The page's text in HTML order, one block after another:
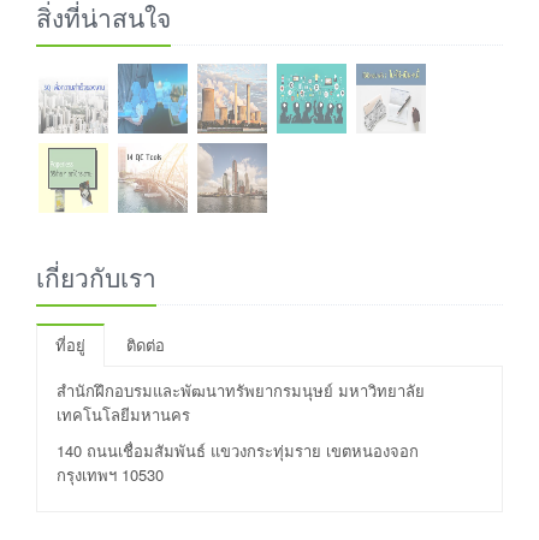
สิ่งที่น่าสนใจ
เกี่ยวกับเรา
ที่อยู่
ติดต่อ
สำนักฝึกอบรมและพัฒนาทรัพยากรมนุษย์ มหาวิทยาลัย
เทคโนโลยีมหานคร
140 ถนนเชื่อมสัมพันธ์ แขวงกระทุ่มราย เขตหนองจอก
กรุงเทพฯ 10530